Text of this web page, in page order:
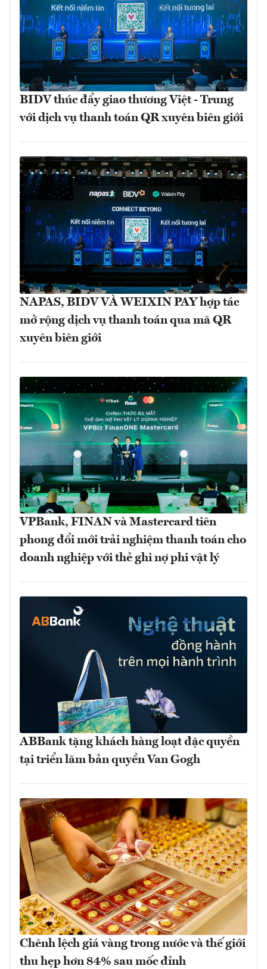
BIDV thúc đẩy giao thương Việt - Trung
với dịch vụ thanh toán QR xuyên biên giới
NAPAS, BIDV VÀ WEIXIN PAY hợp tác
mở rộng dịch vụ thanh toán qua mã QR
xuyên biên giới
VPBank, FINAN và Mastercard tiên
phong đổi mới trải nghiệm thanh toán cho
doanh nghiệp với thẻ ghi nợ phi vật lý
ABBank tặng khách hàng loạt đặc quyền
tại triển lãm bản quyền Van Gogh
Chênh lệch giá vàng trong nước và thế giới
thu hẹp hơn 84% sau mốc đỉnh